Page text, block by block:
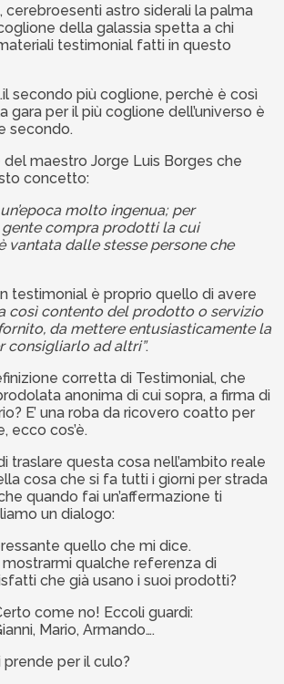
cerebroesenti astro siderali la palma
della galassia spetta a chi
testimonial fatti in questo
secondo più coglione, perchè è così
gara per il più coglione dell’universo è
secondo.
del maestro Jorge Luis Borges che
concetto:
molto ingenua; per
gente compra prodotti la cui
vantata dalle stesse persone che
testimonial è proprio quello di avere
così contento del prodotto o servizio
da mettere entusiasticamente la
consigliarlo ad altri”.
corretta di Testimonial, che
anonima di cui sopra, a firma di
E’ una roba da ricovero coatto per
ecco cos’è.
traslare questa cosa nell’ambito reale
cosa che si fa tutti i giorni per strada
quando fai un’affermazione ti
un dialogo:
quello che mi dice.
qualche referenza di
che già usano i suoi prodotti?
come no! Eccoli guardi:
Mario, Armando….
prende per il culo?